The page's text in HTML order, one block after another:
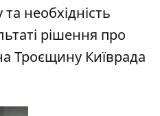
необхідність
рішення про
Троєщину Київрада